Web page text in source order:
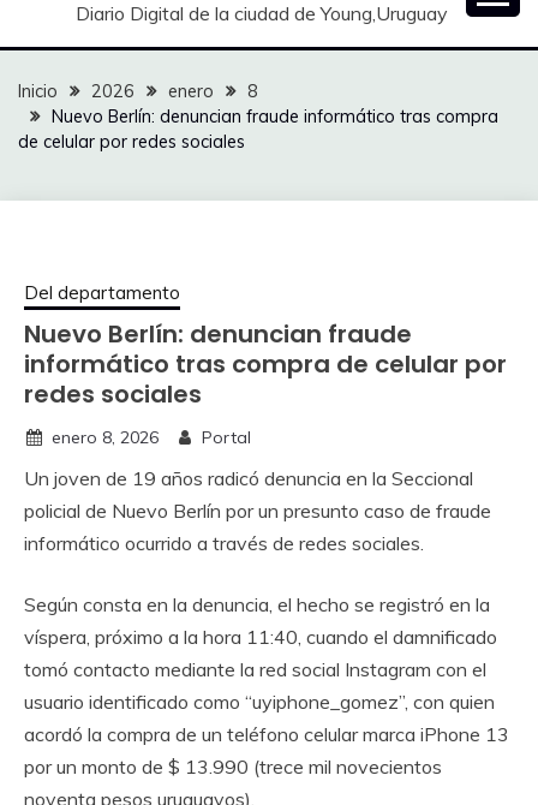
Diario Digital de la ciudad de Young,Uruguay
Inicio 2026 enero
8
Nuevo Berlín: denuncian fraude informático tras compra
de celular por redes sociales
Del departamento
Nuevo Berlín: denuncian fraude
informático tras compra de celular por
redes sociales
enero 8, 2026 Portal
Un joven de 19 años radicó denuncia en la Seccional
policial de Nuevo Berlín por un presunto caso de fraude
informático ocurrido a través de redes sociales.
Según consta en la denuncia, el hecho se registró en la
víspera, próximo a la hora 11:40, cuando el damnificado
tomó contacto mediante la red social Instagram con el
usuario identificado como “uyiphone_gomez”, con quien
acordó la compra de un teléfono celular marca iPhone 13
por un monto de $ 13.990 (trece mil novecientos
noventa pesos uruguayos).